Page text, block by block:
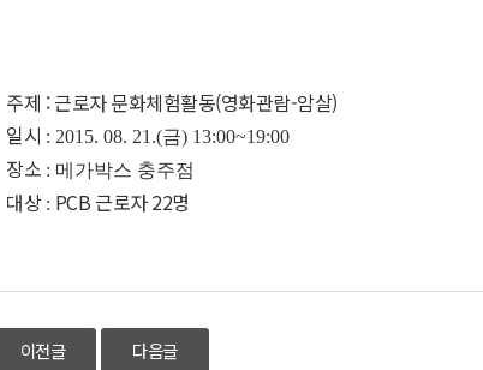
주제 : 근로자 문화체험활동(영화관람-암살)
일시 : 2015. 08. 21.(금) 13:00~19:00
장소 : 메가박스 충주점
대상 : PCB 근로자 22명
이전글 다음글